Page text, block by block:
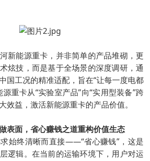
新能源重卡，并非简单的产品堆砌，更
炫技，而是基于全场景的深度调研，通
国工况的精准适配，旨在“让每一度电都
重卡从“实验室产品”向“实用型装备”跨
效益，激活新能源重卡的产品价值。
表面，省心赚钱之道重构价值生态
始终清晰而直接——“省心赚钱”，这是
逻辑。在当前的运输环境下，用户对运